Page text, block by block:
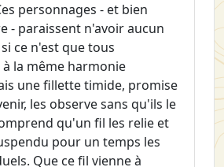
personnages - et bien
- paraissent n'avoir aucun
ce n'est que tous
la même harmonie
une fillette timide, promise
les observe sans qu'ils le
qu'un fil les relie et
pour un temps les
Que ce fil vienne à